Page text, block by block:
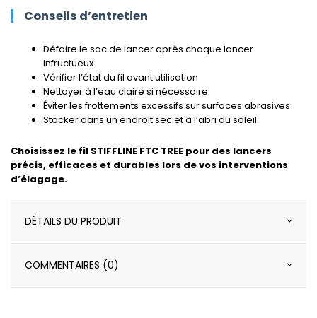
Conseils d’entretien
Défaire le sac de lancer après chaque lancer
infructueux
Vérifier l’état du fil avant utilisation
Nettoyer à l’eau claire si nécessaire
Éviter les frottements excessifs sur surfaces abrasives
Stocker dans un endroit sec et à l’abri du soleil
Choisissez le fil STIFFLINE FTC TREE pour des lancers
précis, efficaces et durables lors de vos interventions
d’élagage.
DÉTAILS DU PRODUIT
COMMENTAIRES (0)